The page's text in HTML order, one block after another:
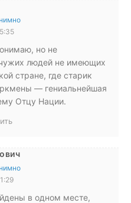
но не
людей не имеющих
стране, где старик
— гениальнейшая
Отцу Нации.
в одном месте,